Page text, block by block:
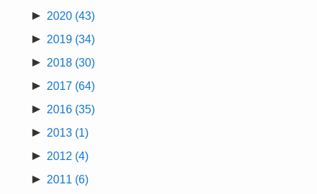
► 2020 (43)
► 2019 (34)
► 2018 (30)
► 2017 (64)
► 2016 (35)
► 2013 (1)
► 2012 (4)
► 2011 (6)